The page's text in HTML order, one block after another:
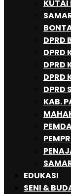
KUTAI
DPRD
DPRD
DPRD
DPRD
DPRD
KAB.
EDUKASI
SENI &